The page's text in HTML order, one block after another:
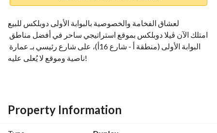
لعشاق الفخامة والخصوصية بالبوابة الأولى دوبلكس للبيع
ناصية وموقع لا يُعلى عليه!
الخدمات: عداد كهرباء راكب + الغاز متوفر بالعمارة + جراج أسفل Property Information